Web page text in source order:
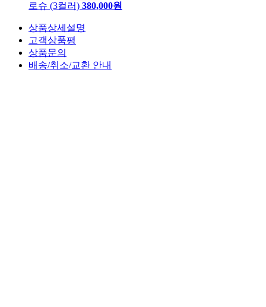
로슈 (3컬러) 380,000원
상품상세설명
고객상품평
상품문의
배송/취소/교환 안내